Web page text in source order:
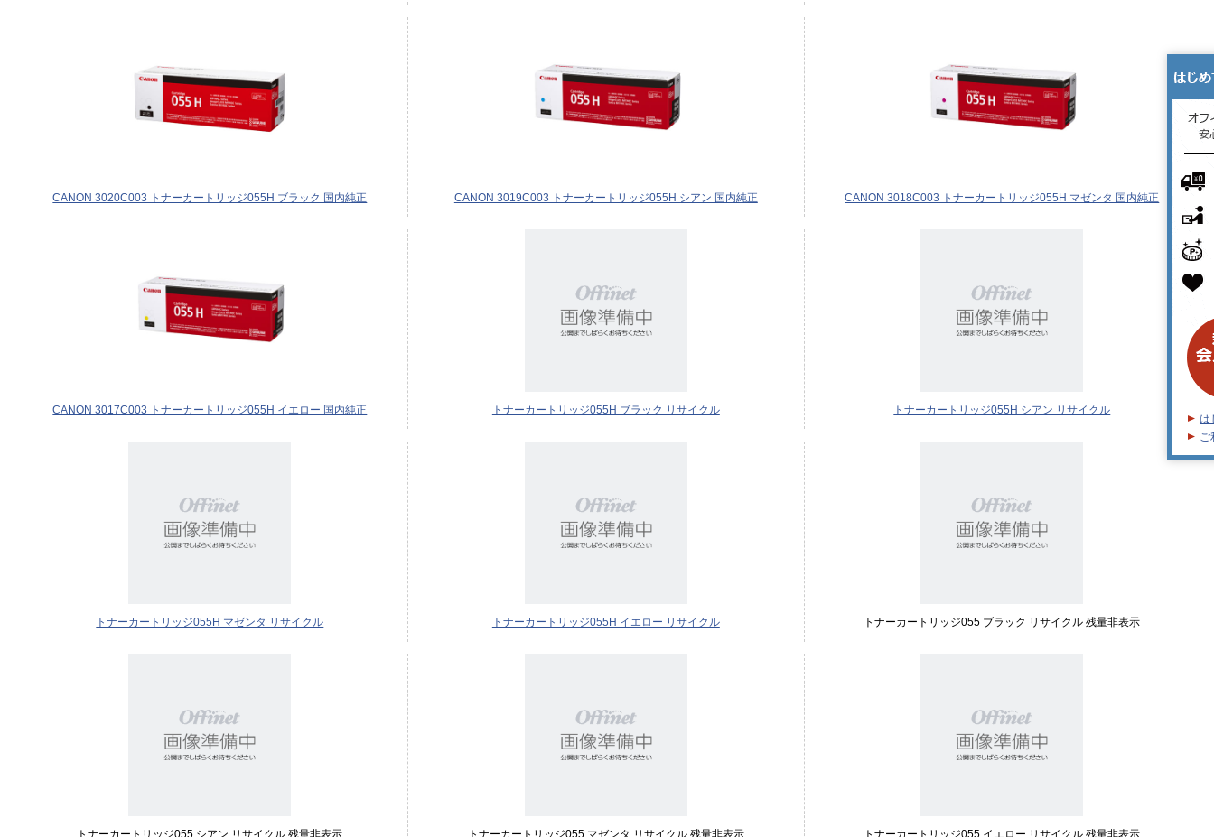
CANON 3020C003 トナーカートリッジ055H ブラック 国内純正 CANON 3019C003 トナーカートリッジ055H シアン 国内純正 CANON 3018C003 トナーカートリッジ055H マゼンタ 国内純正
CANON 3017C003 トナーカートリッジ055H イエロー 国内純正 トナーカートリッジ055H ブラック リサイクル トナーカートリッジ055H シアン リサイクル
トナーカートリッジ055H マゼンタ リサイクル トナーカートリッジ055H イエロー リサイクル トナーカートリッジ055 ブラック リサイクル 残量非表示
は
ご